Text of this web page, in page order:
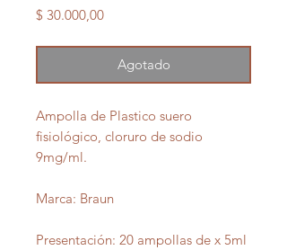
$ 30.000,00Precio
Agotado
Ampolla de Plastico suero
fisiológico, cloruro de sodio
9mg/ml.
Marca: Braun
Presentación: 20 ampollas de x 5ml